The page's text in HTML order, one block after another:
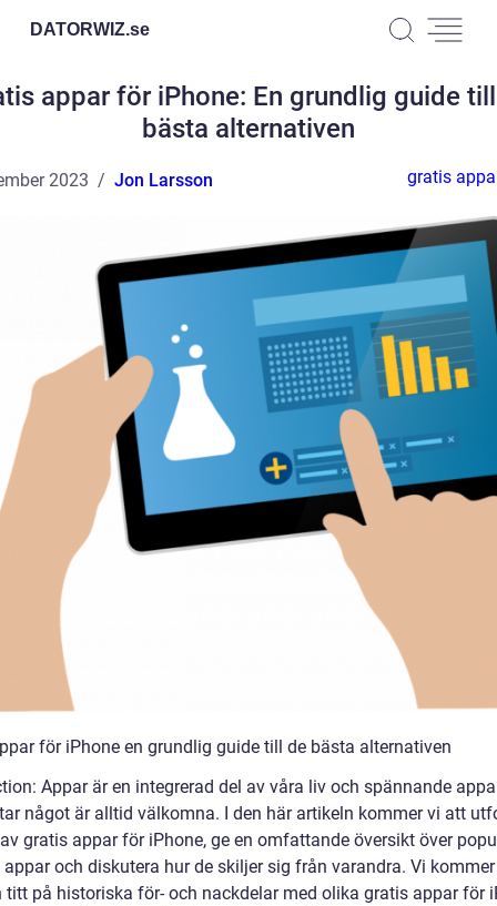
DATORWIZ.se
appar för iPhone: En grundlig guide
bästa alternativen
2023 Jon Larsson gratis
för iPhone en grundlig guide till de bästa alternativen
Appar är en integrerad del av våra liv och spännande
något är alltid välkomna. I den här artikeln kommer vi att
gratis appar för iPhone, ge en omfattande översikt över
appar och diskutera hur de skiljer sig från varandra. Vi
titt på historiska för- och nackdelar med olika gratis appar för